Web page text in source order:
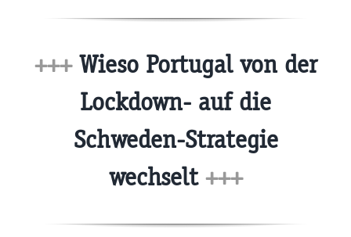
+++Wieso Portugal von der
Lockdown- auf die
Schweden-Strategie
wechselt +++